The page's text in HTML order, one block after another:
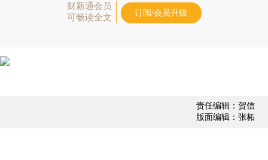
财新通会员
可畅读全文
订阅/会员升级
责任编辑：贺信
版面编辑：张柘